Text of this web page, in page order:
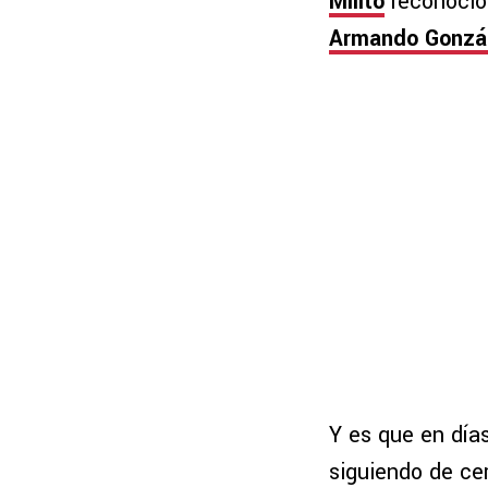
Armando
Y es que en
siguiendo de